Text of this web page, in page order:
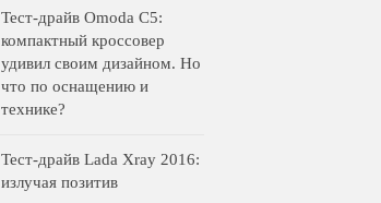
Тест-драйв Omoda C5:
компактный кроссовер
удивил своим дизайном. Но
что по оснащению и
технике?
Тест-драйв Lada Xray 2016:
излучая позитив